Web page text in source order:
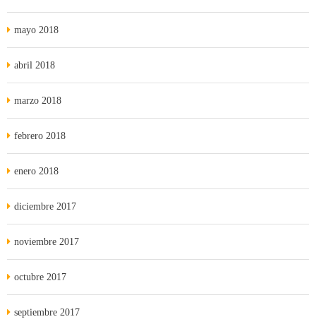
mayo 2018
abril 2018
marzo 2018
febrero 2018
enero 2018
diciembre 2017
noviembre 2017
octubre 2017
septiembre 2017